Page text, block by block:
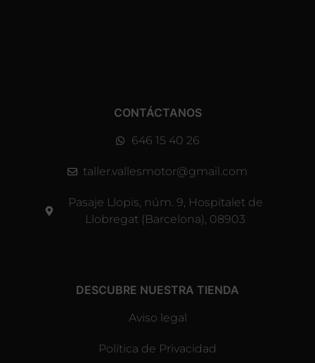
CONTÁCTANOS
646 15 40 26
taller.vallesmotor@gmail.com
Pasaje Llopis, núm. 9, Hospitalet de
Llobregat (Barcelona), 08903
DESCUBRE NUESTRA TIENDA
Aviso legal
Política de Privacidad